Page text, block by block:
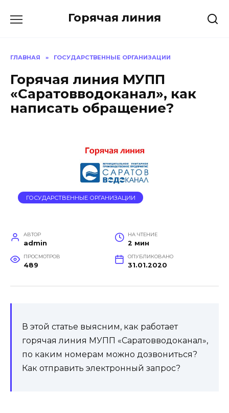
Горячая линия
ГЛАВНАЯ » ГОСУДАРСТВЕННЫЕ ОРГАНИЗАЦИИ
Горячая линия МУПП
«Саратовводоканал», как
написать обращение?
ГОСУДАРСТВЕННЫЕ ОРГАНИЗАЦИИ
АВТОР
admin
НА ЧТЕНИЕ
2 мин
ПРОСМОТРОВ
489
ОПУБЛИКОВАНО
31.01.2020
В этой статье выясним, как работает
горячая линия МУПП «Саратовводоканал»,
по каким номерам можно дозвониться?
Как отправить электронный запрос?